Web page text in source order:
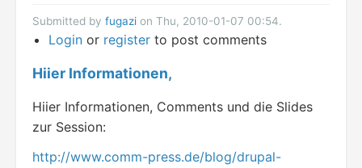
Submitted by fugazi on Thu, 2010-01-07 00:54.
Login or register to post comments
Hiier Informationen,
Hiier Informationen, Comments und die Slides
zur Session:
http://www.comm-press.de/blog/drupal-